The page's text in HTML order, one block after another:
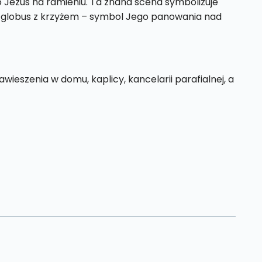
z krzyżem – symbol Jego panowania nad
w domu, kaplicy, kancelarii parafialnej, a